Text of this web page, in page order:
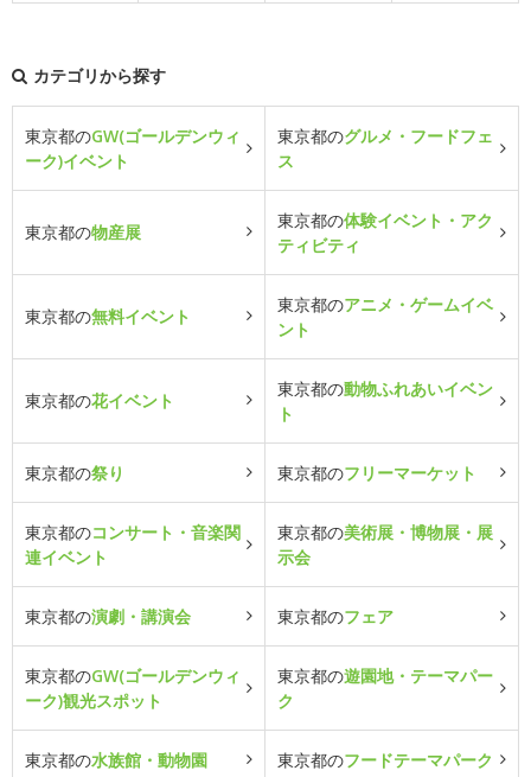
カテゴリから探す
東京都のGW(ゴールデンウィ
ーク)イベント
東京都のグルメ・フードフェ
ス
東京都の物産展
東京都の体験イベント・アク
ティビティ
東京都の無料イベント
東京都のアニメ・ゲームイベ
ント
東京都の花イベント
東京都の動物ふれあいイベン
ト
東京都の祭り 東京都のフリーマーケット
東京都のコンサート・音楽関
連イベント
東京都の美術展・博物展・展
示会
東京都の演劇・講演会 東京都のフェア
東京都のGW(ゴールデンウィ
ーク)観光スポット
東京都の遊園地・テーマパー
ク
東京都の水族館・動物園 東京都のフードテーマパーク